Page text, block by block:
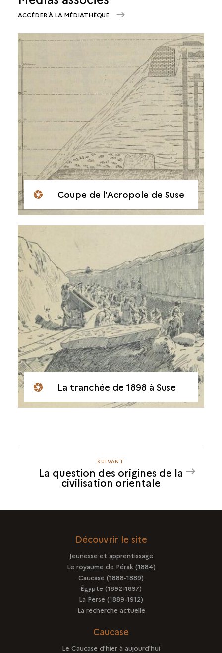
ACCÉDER À LA MÉDIATHÈQUE
Coupe de l'Acropole de Suse
La tranchée de 1898 à Suse
SUIVANT
LA
QUESTION
ORIGINES
CIVILISATION
ORIENTALE
SUIVANT
La question des origines de la
civilisation orientale
Découvrir le site
Jeunesse et apprentissage
Le royaume de Pérak (1884)
Caucase (1888-1889)
Égypte (1892-1897)
La Perse (1889-1912)
La recherche actuelle
Caucase
Le Caucase d'hier à aujourd'hui